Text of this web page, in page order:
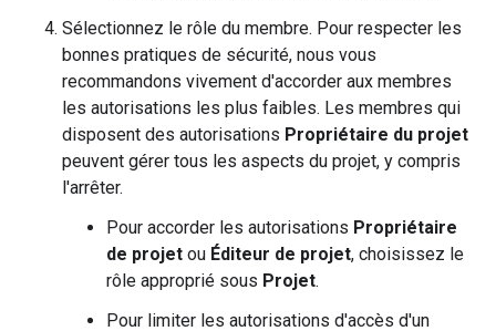
Sélectionnez le rôle du membre. Pour respecter les
bonnes pratiques de sécurité, nous vous
recommandons vivement d'accorder aux membres
les autorisations les plus faibles. Les membres qui
disposent des autorisations Propriétaire du projet
peuvent gérer tous les aspects du projet, y compris
l'arrêter.
Pour accorder les autorisations Propriétaire
de projet ou Éditeur de projet, choisissez le
rôle approprié sous Projet.
Pour limiter les autorisations d'accès d'un